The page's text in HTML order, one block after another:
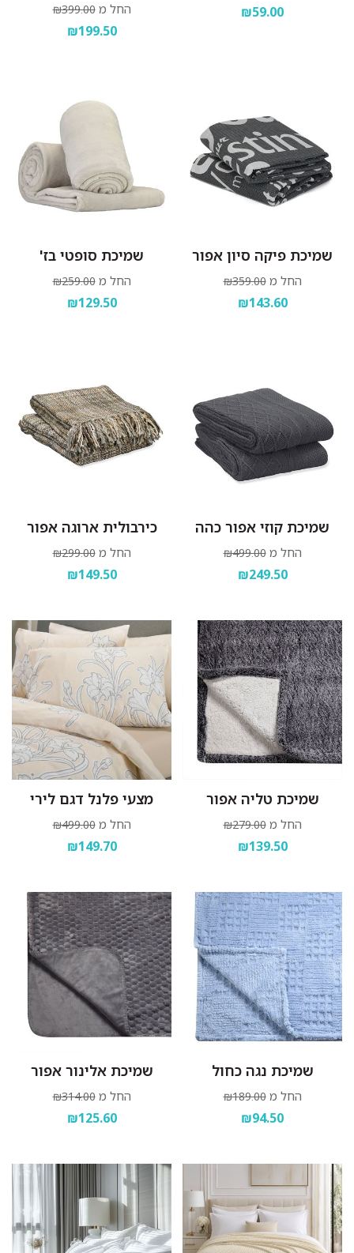
₪59.00 החל מ ₪399.00
₪199.50
שמיכת פיקה סיון אפור
החל מ ₪359.00
₪143.60
שמיכת סופטי בז'
החל מ ₪259.00
₪129.50
שמיכת קוזי אפור כהה
החל מ ₪499.00
₪249.50
כירבולית ארוגה אפור
החל מ ₪299.00
₪149.50
שמיכת טליה אפור
החל מ ₪279.00
₪139.50
מצעי פלנל דגם לירי
החל מ ₪499.00
₪149.70
שמיכת נגה כחול
החל מ ₪189.00
₪94.50
שמיכת אלינור אפור
החל מ ₪314.00
₪125.60